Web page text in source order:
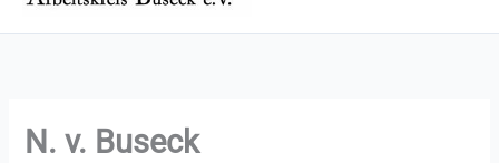
N. v. Buseck